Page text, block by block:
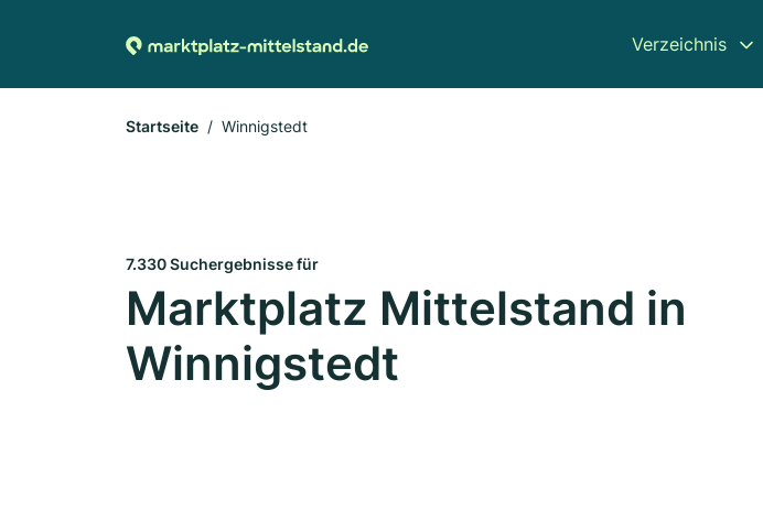
Verzeichnis
Startseite Winnigstedt
7.330 Suchergebnisse für
Marktplatz Mittelstand in
Winnigstedt